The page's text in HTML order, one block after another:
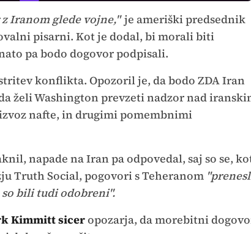
Iranom glede vojne,"je ameriški predsednik
pisarni. Kot je dodal, bi morali biti
pa bodo dogovor podpisali.
konflikta. Opozoril je, da bodo ZDA Iran
želi Washington prevzeti nadzor nad
nafte, in drugimi pomembnimi
napade na Iran pa odpovedal, saj so se,
Truth Social, pogovori s Teheranom
bili tudi odobreni".
Kimmitt siceropozarja, da morebitni